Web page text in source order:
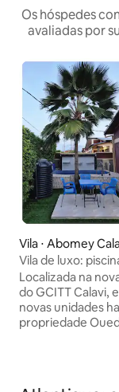
Os hóspedes
avaliadas por
Vila ⋅ Abomey
Vila de luxo:
carro
Localizada na
do GCITT Calavi,
novas unidades
propriedade